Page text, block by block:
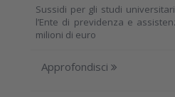
Sussidi per gli studi
l’Ente di previdenza e
milioni di euro
Approfondisci